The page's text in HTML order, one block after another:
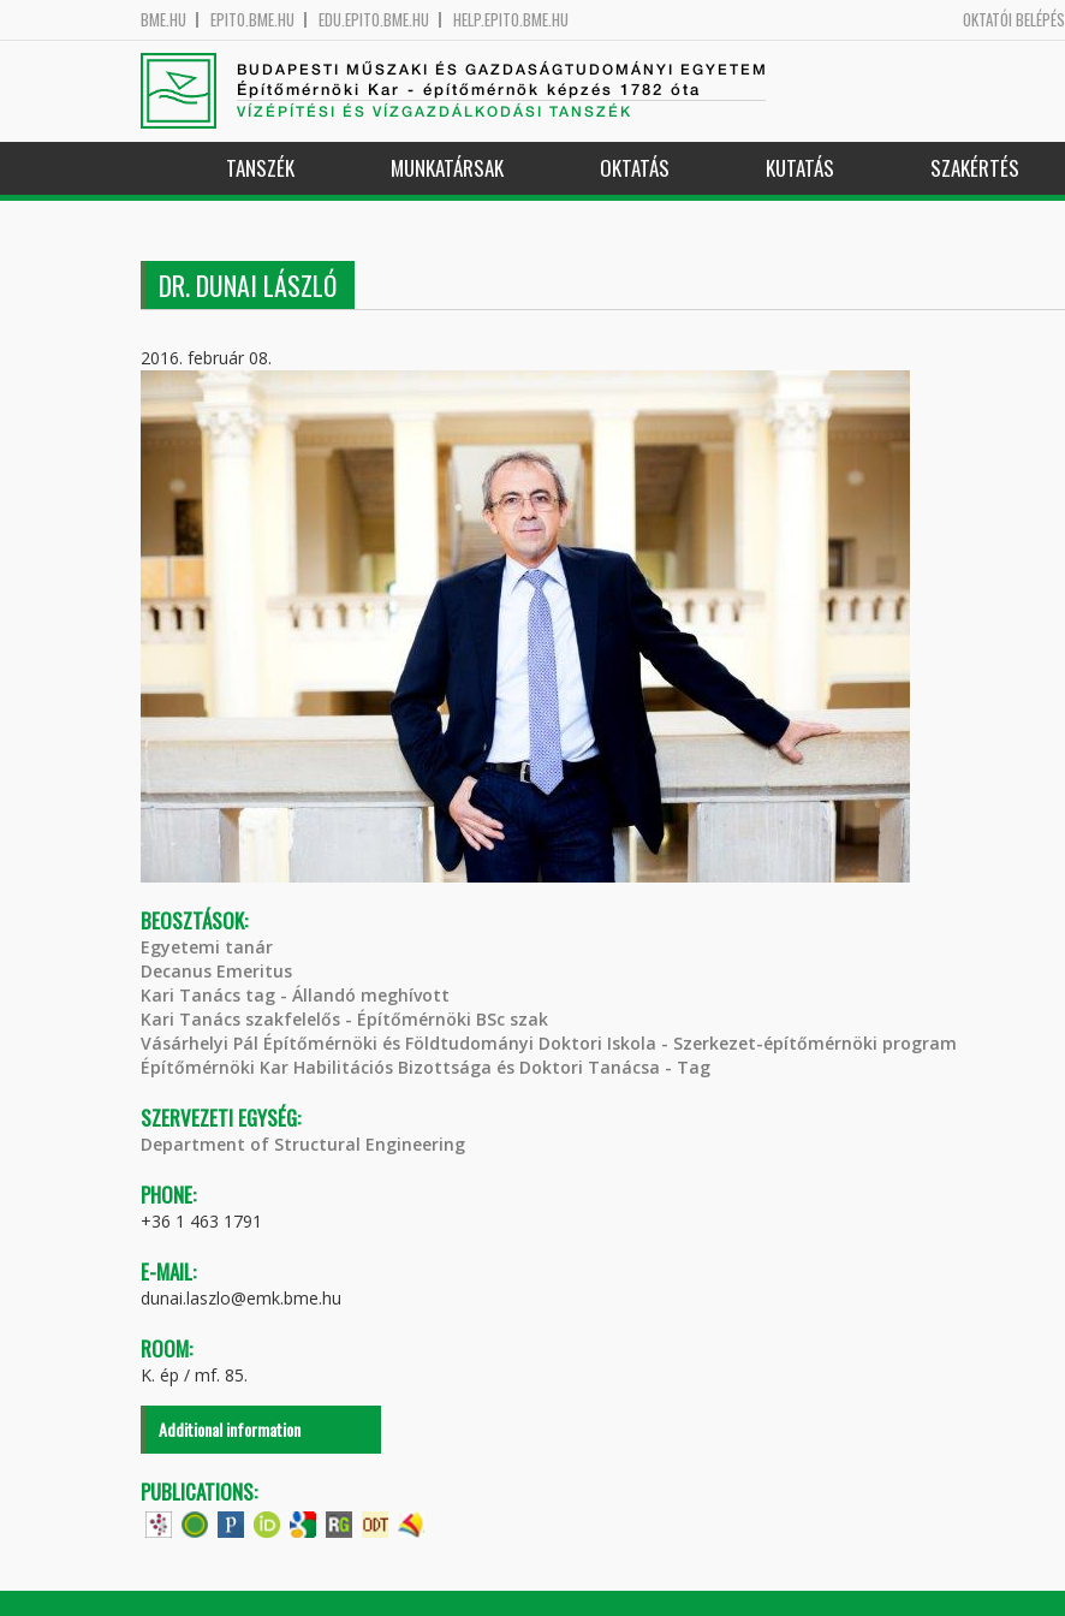
BME.HU EPITO.BME.HU EDU.EPITO.BME.HU HELP.EPITO.BME.HU OKTATÓI BELÉPÉS
BUDAPESTI MŰSZAKI ÉS GAZDASÁGTUDOMÁNYI EGYETEM
Építőmérnöki Kar - építőmérnök képzés 1782 óta
VÍZÉPÍTÉSI ÉS VÍZGAZDÁLKODÁSI TANSZÉK
TANSZÉK MUNKATÁRSAK OKTATÁS KUTATÁS SZAKÉRTÉS
DR. DUNAI LÁSZLÓ
2016. február 08.
BEOSZTÁSOK:
Egyetemi tanár
Decanus Emeritus
Kari Tanács tag - Állandó meghívott
Kari Tanács szakfelelős - Építőmérnöki BSc szak
Vásárhelyi Pál Építőmérnöki és Földtudományi Doktori Iskola - Szerkezet-építőmérnöki program
Építőmérnöki Kar Habilitációs Bizottsága és Doktori Tanácsa - Tag
SZERVEZETI EGYSÉG:
Department of Structural Engineering
PHONE:
+36 1 463 1791
E-MAIL:
dunai.laszlo@emk.bme.hu
ROOM:
K. ép / mf. 85.
Additional information
PUBLICATIONS: